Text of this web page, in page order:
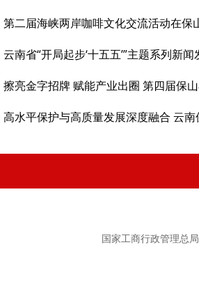
第二届海峡两岸咖啡文化交流活动在保
云南省“开局起步‘十五五’”主题系列新
擦亮金字招牌 赋能产业出圈 第四届保
高水平保护与高质量发展深度融合 云
国家工商行政管理总